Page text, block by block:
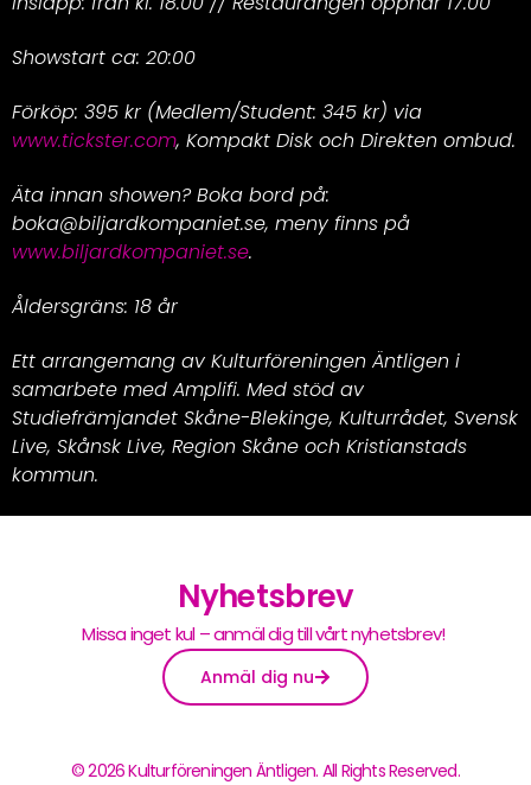
Showstart ca: 20:00
Förköp: 395 kr (Medlem/Student: 345 kr) via
www.tickster.com, Kompakt Disk och Direkten ombud.
Äta innan showen? Boka bord på:
boka@biljardkompaniet.se, meny finns på
www.biljardkompaniet.se.
Åldersgräns: 18 år
Ett arrangemang av Kulturföreningen Äntligen i
samarbete med Amplifi. Med stöd av
Studiefrämjandet Skåne-Blekinge, Kulturrådet, Svensk
Live, Skånsk Live, Region Skåne och Kristianstads
kommun.
Nyhetsbrev
Missa inget kul – anmäl dig till vårt nyhetsbrev!
Anmäl dig nu
© 2026 Kulturföreningen Äntligen. All Rights Reserved.